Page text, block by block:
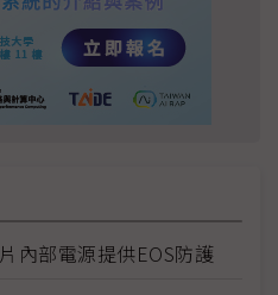
內部電源提供EOS防護